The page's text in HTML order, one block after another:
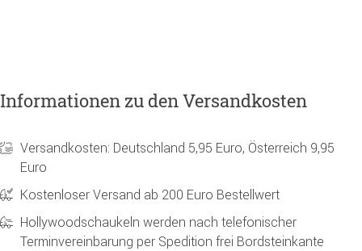
Informationen zu den Versandkosten
Versandkosten: Deutschland 5,95 Euro, Österreich 9,95
Euro
Kostenloser Versand ab 200 Euro Bestellwert
Hollywoodschaukeln werden nach telefonischer
Terminvereinbarung per Spedition frei Bordsteinkante